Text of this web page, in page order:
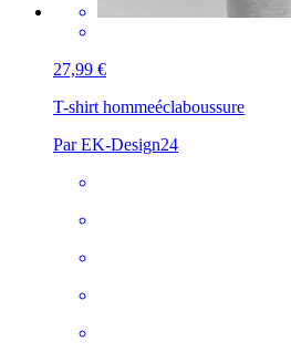
27,99 €
T-shirt hommeéclaboussure
Par EK-Design24